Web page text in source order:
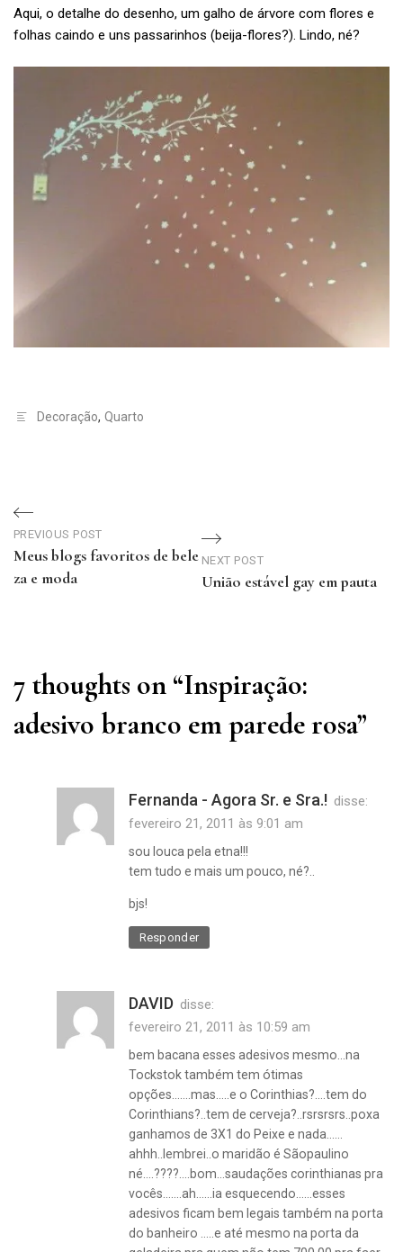
Aqui, o detalhe do desenho, um galho de árvore com flores e
folhas caindo e uns passarinhos (beija-flores?). Lindo, né?
Decoração, Quarto
Navegação
de
PREVIOUS POST
Meus blogs favoritos de bele
za e moda
NEXT POST
União estável gay em pauta
7 thoughts on “Inspiração:
adesivo branco em parede rosa”
Fernanda - Agora Sr. e Sra.! disse:
fevereiro 21, 2011 às 9:01 am
sou louca pela etna!!!
tem tudo e mais um pouco, né?..
bjs!
Responder
DAVID disse:
fevereiro 21, 2011 às 10:59 am
bem bacana esses adesivos mesmo…na
Tockstok também tem ótimas
opções…….mas…..e o Corinthias?….tem do
Corinthians?..tem de cerveja?..rsrsrsrs..poxa
ganhamos de 3X1 do Peixe e nada……
ahhh..lembrei..o maridão é Sãopaulino
né….????….bom…saudações corinthianas pra
vocês…….ah……ia esquecendo……esses
adesivos ficam bem legais também na porta
do banheiro …..e até mesmo na porta da